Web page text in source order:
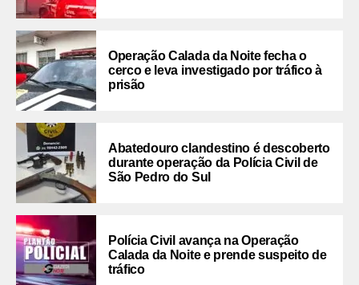
Operação Calada da Noite fecha o
cerco e leva investigado por tráfico à
prisão
Abatedouro clandestino é descoberto
durante operação da Polícia Civil de
São Pedro do Sul
Polícia Civil avança na Operação
Calada da Noite e prende suspeito de
tráfico